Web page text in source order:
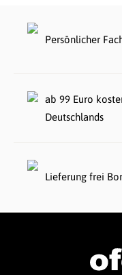
Persönlicher
ab 99 Euro
Deutschlands
Lieferung frei